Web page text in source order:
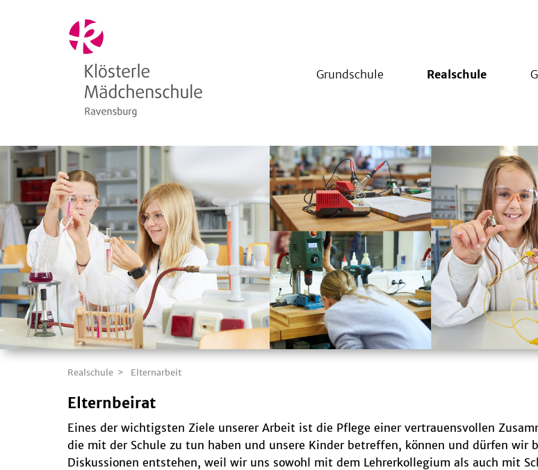
Grundschule Realschule
Realschule Elternarbeit
Elternbeirat
Eines der wichtigsten Ziele unserer Arbeit ist die Pflege einer vertrauensvollen
die mit der Schule zu tun haben und unsere Kinder betreffen, können und dürfen wir
Diskussionen entstehen, weil wir uns sowohl mit dem Lehrerkollegium als auch mit